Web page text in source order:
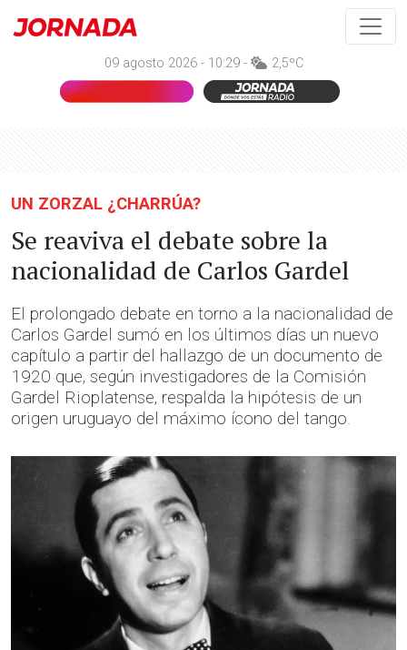
09 agosto 2026 - 10:29 - 2,5ºC
UN ZORZAL ¿CHARRÚA?
Se reaviva el debate sobre la
nacionalidad de Carlos Gardel
El prolongado debate en torno a la nacionalidad de
Carlos Gardel sumó en los últimos días un nuevo
capítulo a partir del hallazgo de un documento de
1920 que, según investigadores de la Comisión
Gardel Rioplatense, respalda la hipótesis de un
origen uruguayo del máximo ícono del tango.